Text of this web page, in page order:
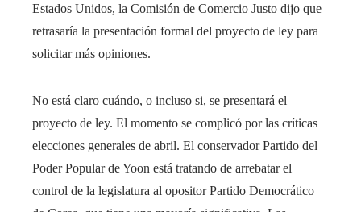
Estados Unidos, la Comisión de Comercio Justo dijo que
retrasaría la presentación formal del proyecto de ley para
solicitar más opiniones.
No está claro cuándo, o incluso si, se presentará el
proyecto de ley. El momento se complicó por las críticas
elecciones generales de abril. El conservador Partido del
Poder Popular de Yoon está tratando de arrebatar el
control de la legislatura al opositor Partido Democrático